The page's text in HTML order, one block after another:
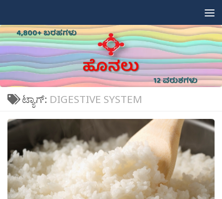
ಟ್ಯಾಗ್: DIGESTIVE SYSTEM